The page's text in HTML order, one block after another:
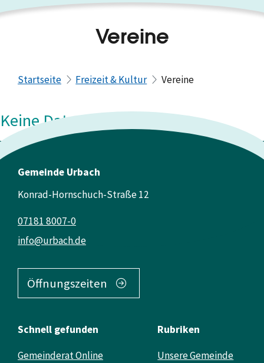
Vereine
Startseite Freizeit & Kultur Vereine
Keine Daten vorhanden
Gemeinde Urbach
Konrad-Hornschuch-Straße 12
info@urbach.de
07181 8007-0
Öffnungszeiten
Schnell gefunden
Gemeinderat Online
Rubriken
Unsere Gemeinde